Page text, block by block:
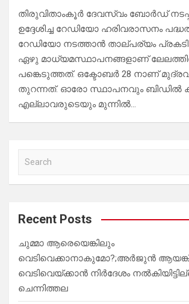
തിരുവിതാംകൂർ ദേവസ്വം ബോർഡ്
ഉദ്ദേശിച്ച റേഡിയോ ഹരിവരാസനം
റേഡിയോ നടത്താൻ താല്പര്യം
ഏഴു മാധ്യമസ്ഥാപനങ്ങളാണ്
പങ്കെടുത്തത്. ഒക്ടോബർ 28 നാണ്
തുറന്നത്. ഓരോ സ്ഥാപനവും ബിഡിൽ
എല്ലാവരുടെയും മുന്നിൽ…
a
c
Recent Posts
ചുമ്മാ ആരെയെങ്കിലും
വെടിവെക്കാനാകുമോ?;അർജുൻ
വെടിവെയ്ക്കാൻ നിർദേശം
ചെന്നിത്തല